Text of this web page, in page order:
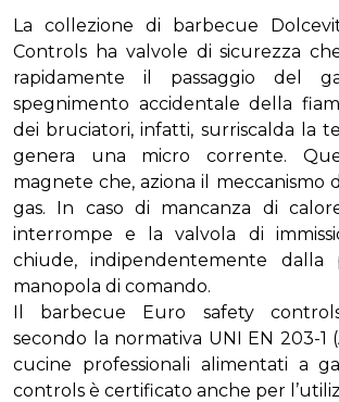
La collezione di barbecue
Controls ha valvole di sicurezza
rapidamente il passaggio del
spegnimento accidentale della
dei bruciatori, infatti, surriscalda la
genera una micro corrente.
magnete che, aziona il meccanismo
gas. In caso di mancanza di
interrompe e la valvola di
chiude, indipendentemente dalla
manopola di comando.
Il barbecue Euro safety
secondo la normativa UNI EN 203-1
cucine professionali alimentati a
controls è certificato anche per